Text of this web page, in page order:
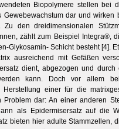
Biopolymere stellen bei
dar und wirken
Zu den dreidimensionalen
zählt zum Beispiel Integra®,
Glykosamin- Schicht besteht [4].
ausreichend mit Gefäßen
dient, abgezogen und durch
kann. Doch vor allem
einer für die
dar: An einer anderen
als Epidermisersatz auf die
bieten hier adulte Stammzellen,